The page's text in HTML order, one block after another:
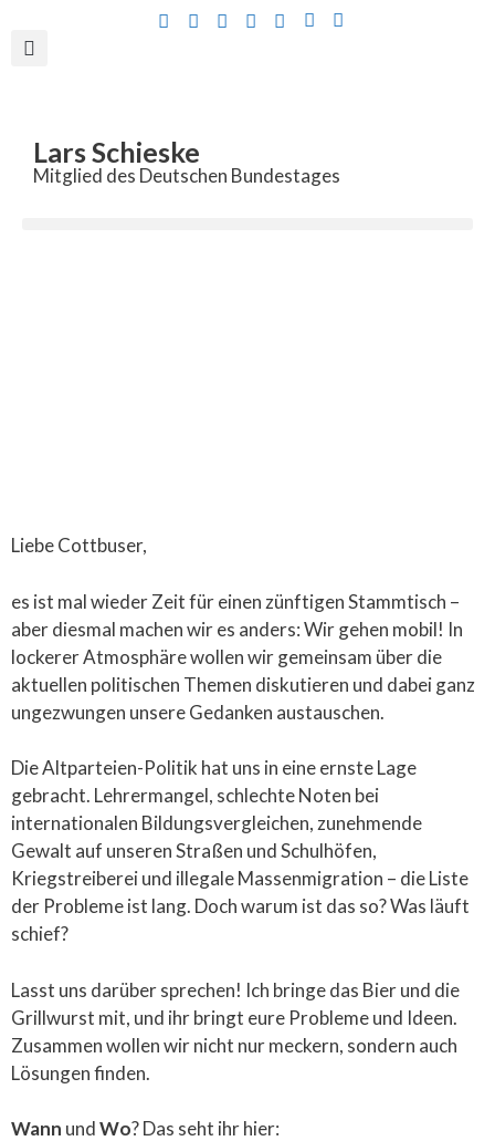
Lars Schieske
Mitglied des Deutschen Bundestages
Liebe Cottbuser,
es ist mal wieder Zeit für einen zünftigen Stammtisch –
aber diesmal machen wir es anders: Wir gehen mobil! In
lockerer Atmosphäre wollen wir gemeinsam über die
aktuellen politischen Themen diskutieren und dabei ganz
ungezwungen unsere Gedanken austauschen.
Die Altparteien-Politik hat uns in eine ernste Lage
gebracht. Lehrermangel, schlechte Noten bei
internationalen Bildungsvergleichen, zunehmende
Gewalt auf unseren Straßen und Schulhöfen,
Kriegstreiberei und illegale Massenmigration – die Liste
der Probleme ist lang. Doch warum ist das so? Was läuft
schief?
Lasst uns darüber sprechen! Ich bringe das Bier und die
Grillwurst mit, und ihr bringt eure Probleme und Ideen.
Zusammen wollen wir nicht nur meckern, sondern auch
Lösungen finden.
Wann undWo? Das seht ihr hier: